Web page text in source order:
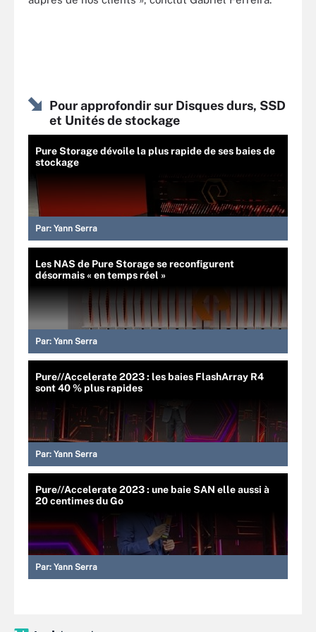
Pour approfondir sur Disques durs, SSD
et Unités de stockage
Pure Storage dévoile la plus rapide de ses baies de
stockage
Par: Yann Serra
Les NAS de Pure Storage se reconfigurent
désormais « en temps réel »
Par: Yann Serra
Pure//Accelerate 2023 : les baies FlashArray R4
sont 40 % plus rapides
Par: Yann Serra
Pure//Accelerate 2023 : une baie SAN elle aussi à
20 centimes du Go
Par: Yann Serra